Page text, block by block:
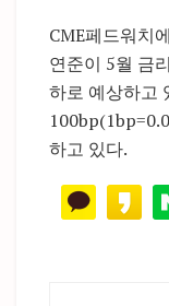
CME페드워치
연준이 5월 금
하로 예상하고
하고 있다.